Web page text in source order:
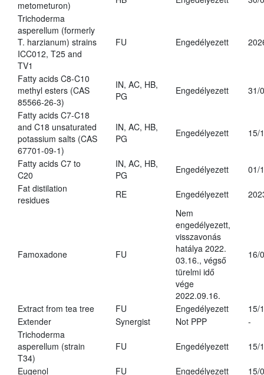
metometuron)
Trichoderma
asperellum (formerly
T. harzianum) strains
ICC012, T25 and
TV1
FU Engedélyezett
Fatty acids C8-C10
methyl esters (CAS
85566-26-3)
IN, AC, HB,
PG
Engedélyezett 31/
Fatty acids C7-C18
and C18 unsaturated
potassium salts (CAS
67701-09-1)
IN, AC, HB,
PG
Engedélyezett 15/
Fatty acids C7 to
C20
IN, AC, HB,
PG
Engedélyezett
01/
Fat distilation
residues
RE Engedélyezett
Famoxadone FU
Nem
engedélyezett,
visszavonás
hatálya 2022.
03.16., végső
türelmi idő
vége
2022.09.16.
16/
Extract from tea tree FU Engedélyezett
15/
Extender
Synergist Not PPP
-
Trichoderma
asperellum (strain
T34)
FU Engedélyezett 15/
Eugenol FU Engedélyezett
15/